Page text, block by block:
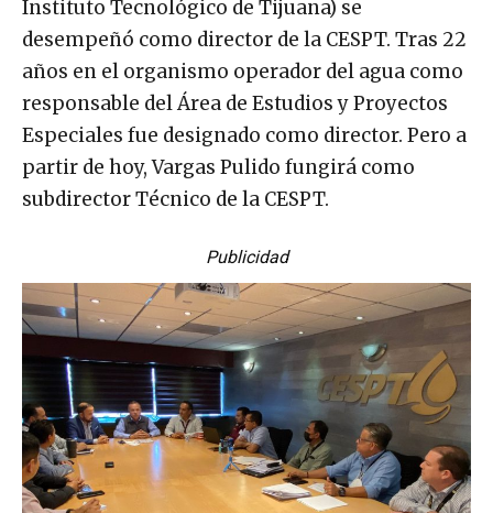
Instituto Tecnológico de Tijuana) se
desempeñó como director de la CESPT. Tras 22
años en el organismo operador del agua como
responsable del Área de Estudios y Proyectos
Especiales fue designado como director. Pero a
partir de hoy, Vargas Pulido fungirá como
subdirector Técnico de la CESPT.
Publicidad